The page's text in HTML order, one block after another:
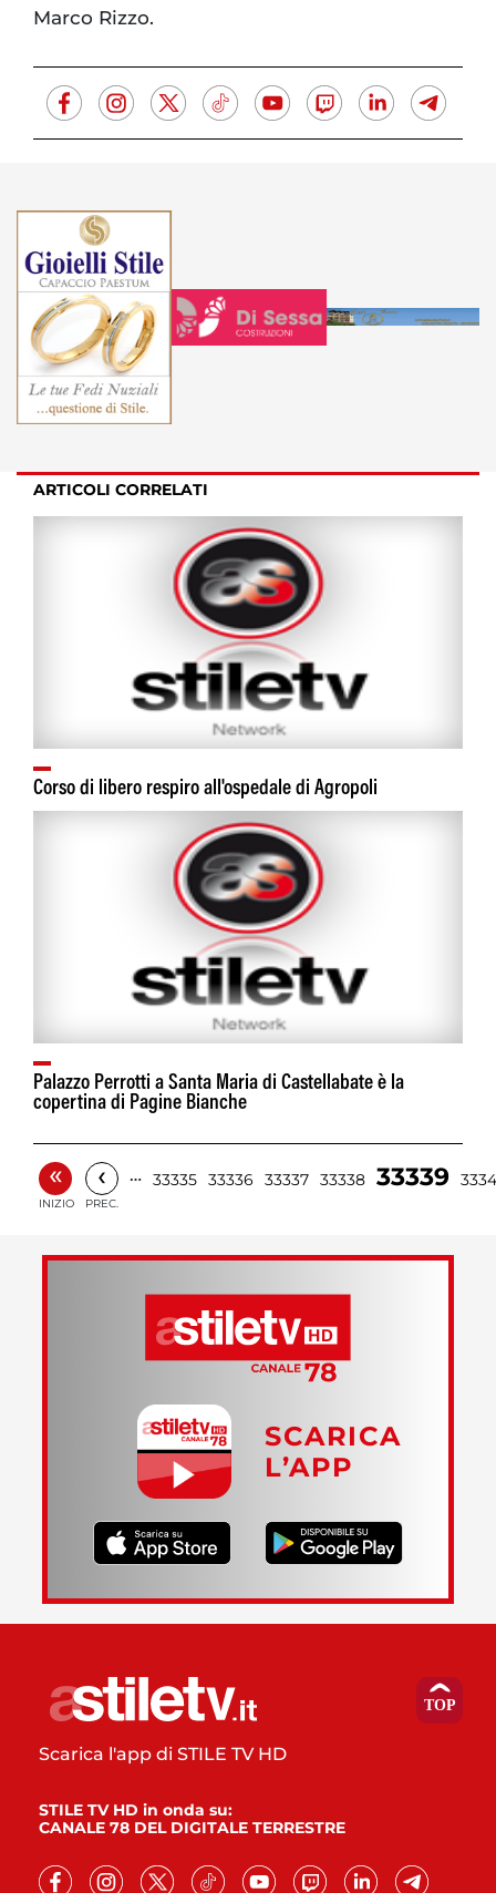
Marco Rizzo.
ARTICOLI CORRELATI
Corso di libero respiro all'ospedale di Agropoli
Palazzo Perrotti a Santa Maria di Castellabate è la
copertina di Pagine Bianche
«
INIZIO
‹
PREC.
… 33335 33336 33337 33338 33339
SCARICA
L’APP
Scarica l'app di STILE TV HD
STILE TV HD in onda su:
CANALE 78 DEL DIGITALE TERRESTRE